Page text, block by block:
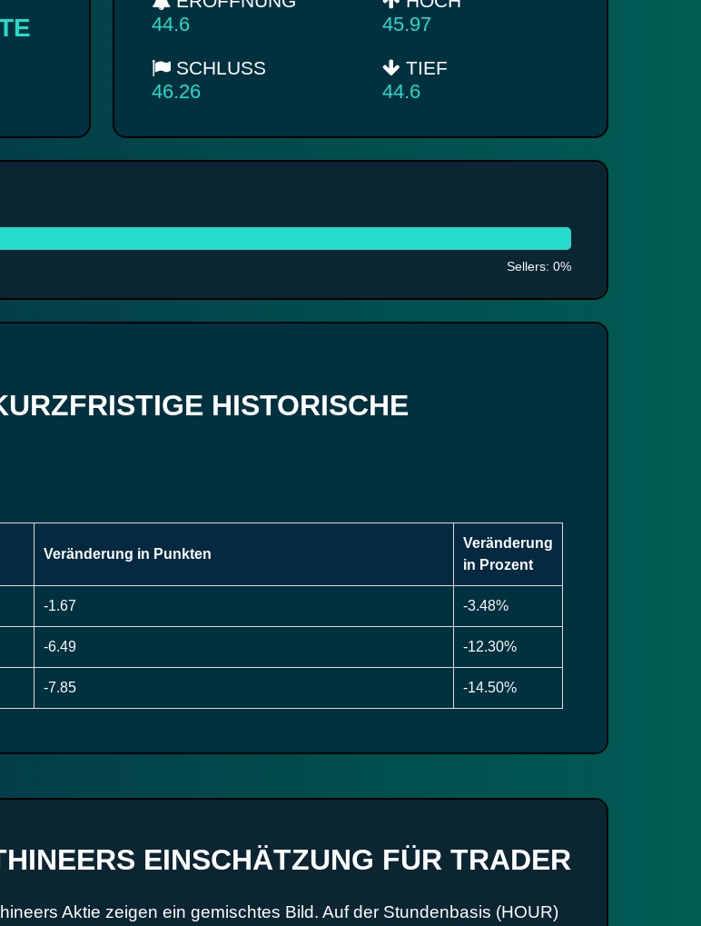
44.6 45.97
SCHLUSS
46.26
TIEF
44.6
Sellers: 0%
HISTORISCHE
Veränderung in Punkten
Veränderung
in Prozent
-1.67 -3.48%
-6.49 -12.30%
-7.85 -14.50%
EINSCHÄTZUNG FÜR TRADER
Aktie zeigen ein gemischtes Bild. Auf der Stundenbasis (HOUR)